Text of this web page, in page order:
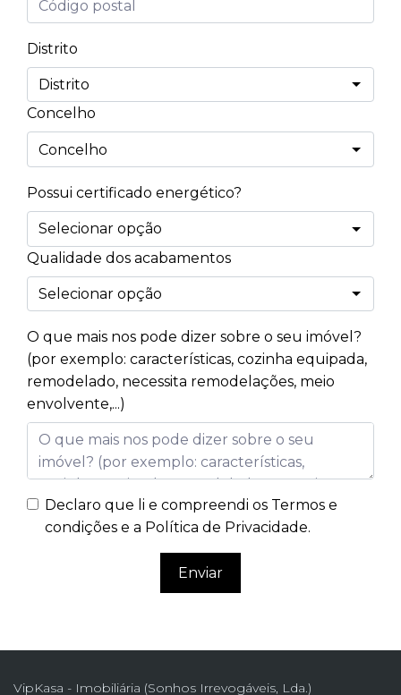
Distrito
Concelho
Possui certificado energético?
Qualidade dos acabamentos
O que mais nos pode dizer sobre o seu imóvel?
(por exemplo: características, cozinha equipada,
remodelado, necessita remodelações, meio
envolvente,...)
Declaro que li e compreendi os Termos e
condições e a Política de Privacidade.
Enviar
VipKasa - Imobiliária (Sonhos Irrevogáveis, Lda.)